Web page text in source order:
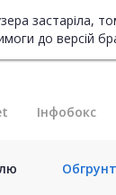
застаріла,
до версій
Інфобокс